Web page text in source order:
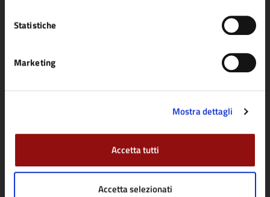
Statistiche
Marketing
Mostra dettagli
Accetta tutti
Accetta selezionati
Uffici
Politici
Documenti e dati
CATEGORIE DI SERVIZIO